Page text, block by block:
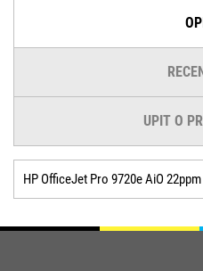
UPIT O
HP OfficeJet Pro 9720e AiO